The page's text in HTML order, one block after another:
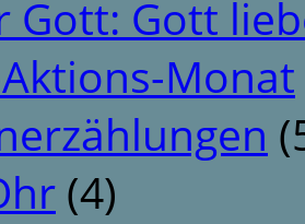
Gott: Gott
Monat
(4)